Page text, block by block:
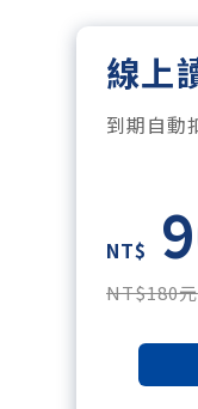
線上
到期自動
NT$
NT$180元